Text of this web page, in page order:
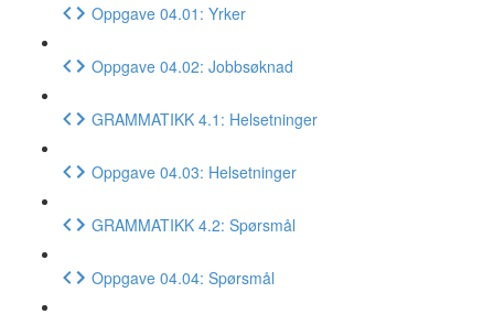
Oppgave 04.01: Yrker
Oppgave 04.02: Jobbsøknad
GRAMMATIKK 4.1: Helsetninger
Oppgave 04.03: Helsetninger
GRAMMATIKK 4.2: Spørsmål
Oppgave 04.04: Spørsmål